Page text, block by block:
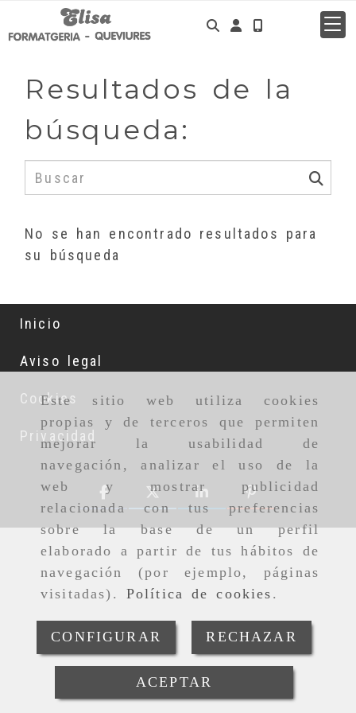
Este sitio web utiliza cookies
propias y de terceros que permiten
mejorar la usabilidad de
navegación, analizar el uso de la
web y mostrar publicidad
relacionada con tus preferencias
sobre la base de un perfil
elaborado a partir de tus hábitos de
navegación (por ejemplo, páginas
visitadas). Política de cookies .
CONFIGURAR RECHAZAR
ACEPTAR
Identifícate
Resultados de la
búsqueda:
No se han encontrado resultados para
su búsqueda
Inicio
Aviso legal
Cookies
Privacidad